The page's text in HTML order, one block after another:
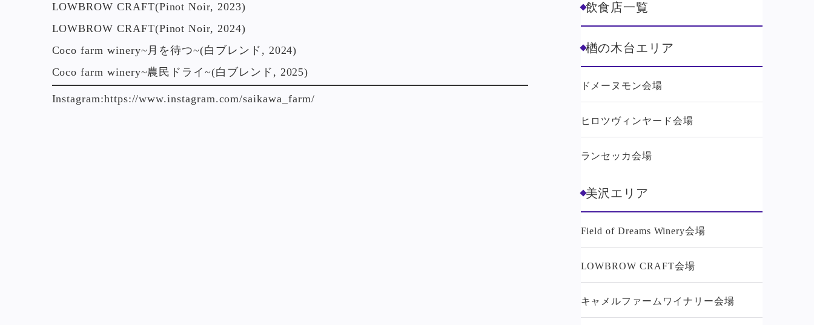
LOWBROW CRAFT(Pinot Noir, 2023)
LOWBROW CRAFT(Pinot Noir, 2024)
Coco farm winery~月を待つ~(白ブレンド, 2024)
Coco farm winery~農民ドライ~(白ブレンド, 2025)
Instagram:https://www.instagram.com/saikawa_farm/
飲食店一覧
楢の木台エリア
ドメーヌモン会場
ヒロツヴィンヤード会場
ランセッカ会場
美沢エリア
Field of Dreams Winery会場
LOWBROW CRAFT会場
キャメルファームワイナリー会場